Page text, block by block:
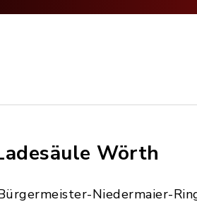
Wörth
Niedermaier-